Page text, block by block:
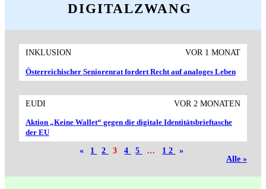
DIGITALZWANG
INKLUSION VOR 1 MONAT
Österreichischer Senioren­rat fordert Recht auf analoges Leben
EUDI VOR 2 MONATEN
Aktion „Keine Wallet“ gegen die digitale Identitäts­brieftasche
der EU
« 1 2 3 4 5 … 12
»
Alle »